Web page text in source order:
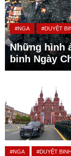
#NGA #DUYỆT
Những hình
binh Ngày
#NGA #DUYỆT BINH